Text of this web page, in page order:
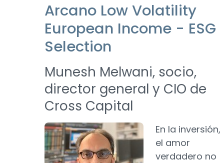
Arcano Low Volatility
European Income - ESG
Selection
Munesh Melwani, socio,
director general y CIO de
Cross Capital
En la inversión,
el amor
verdadero no